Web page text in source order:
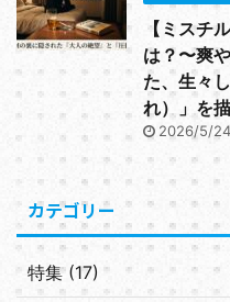
【ミスチ
は？〜爽
た、生々
れ）」を
2026/5/24
カテゴリー
特集 (17)